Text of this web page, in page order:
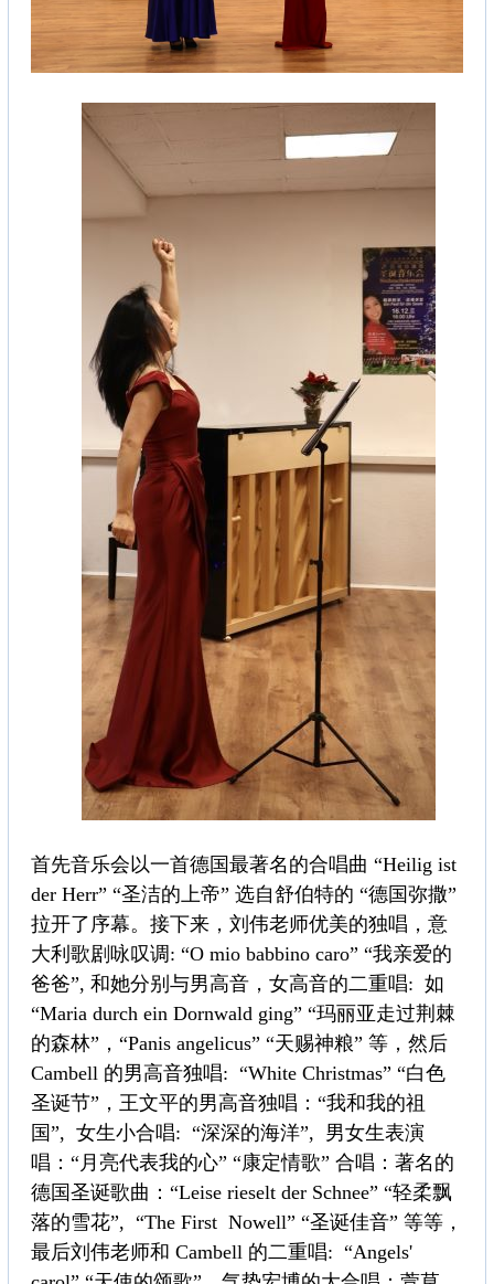
首先音乐会以一首德国最著名的合唱曲 “Heilig ist
der Herr” “圣洁的上帝” 选自舒伯特的 “德国弥撒”
拉开了序幕。接下来，刘伟老师优美的独唱，意
大利歌剧咏叹调: “O mio babbino caro” “我亲爱的
爸爸”, 和她分别与男高音，女高音的二重唱: 如
“Maria durch ein Dornwald ging” “玛丽亚走过荆棘
的森林”，“Panis angelicus” “天赐神粮” 等，然后
Cambell 的男高音独唱: “White Christmas” “白色
圣诞节”，王文平的男高音独唱：“我和我的祖
国”, 女生小合唱: “深深的海洋”, 男女生表演
唱：“月亮代表我的心” “康定情歌” 合唱：著名的
德国圣诞歌曲：“Leise rieselt der Schnee” “轻柔飘
落的雪花”, “The First Nowell” “圣诞佳音” 等等，
最后刘伟老师和 Cambell 的二重唱: “Angels'